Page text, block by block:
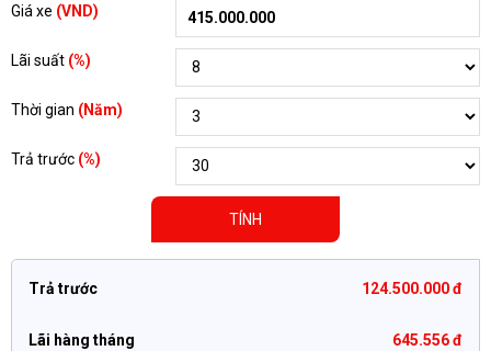
Giá xe (VND)
Lãi suất (%)
Thời gian (Năm)
Trả trước (%)
TÍNH
Trả trước 124.500.000 đ
Lãi hàng tháng 645.556 đ